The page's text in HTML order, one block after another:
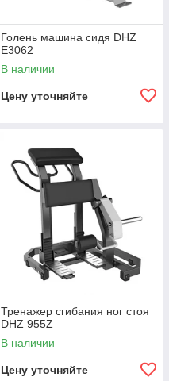
Голень машина сидя DHZ
E3062
В наличии
Цену уточняйте
Тренажер сгибания ног стоя
DHZ 955Z
В наличии
Цену уточняйте